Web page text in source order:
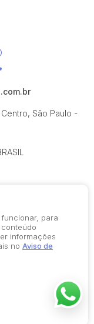
São Paulo -
reservados
para
informações
no Aviso de